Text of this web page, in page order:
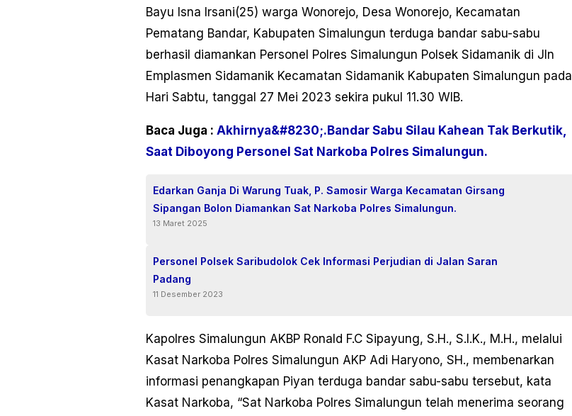
Bayu Isna Irsani(25) warga Wonorejo, Desa Wonorejo, Kecamatan
Pematang Bandar, Kabupaten Simalungun terduga bandar sabu-sabu
berhasil diamankan Personel Polres Simalungun Polsek Sidamanik di Jln
Emplasmen Sidamanik Kecamatan Sidamanik Kabupaten Simalungun pada
Hari Sabtu, tanggal 27 Mei 2023 sekira pukul 11.30 WIB.
Baca Juga : Akhirnya&#8230;.Bandar Sabu Silau Kahean Tak Berkutik,
Saat Diboyong Personel Sat Narkoba Polres Simalungun.
Edarkan Ganja Di Warung Tuak, P. Samosir Warga Kecamatan Girsang
Sipangan Bolon Diamankan Sat Narkoba Polres Simalungun.
13 Maret 2025
Personel Polsek Saribudolok Cek Informasi Perjudian di Jalan Saran
Padang
11 Desember 2023
Kapolres Simalungun AKBP Ronald F.C Sipayung, S.H., S.I.K., M.H., melalui
Kasat Narkoba Polres Simalungun AKP Adi Haryono, SH., membenarkan
informasi penangkapan Piyan terduga bandar sabu-sabu tersebut, kata
Kasat Narkoba, “Sat Narkoba Polres Simalungun telah menerima seorang